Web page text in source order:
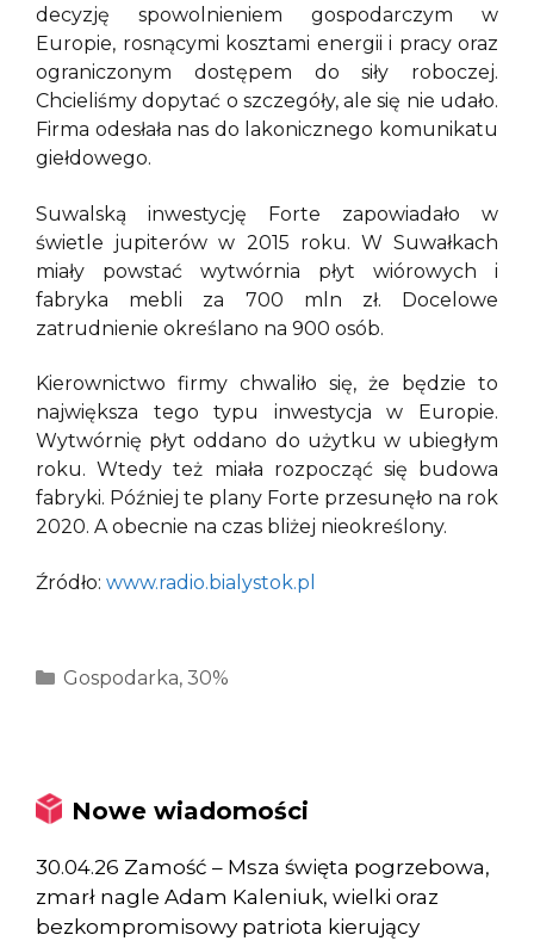
decyzję spowolnieniem gospodarczym w
Europie, rosnącymi kosztami energii i pracy oraz
ograniczonym dostępem do siły roboczej.
Chcieliśmy dopytać o szczegóły, ale się nie udało.
Firma odesłała nas do lakonicznego komunikatu
giełdowego.
Suwalską inwestycję Forte zapowiadało w
świetle jupiterów w 2015 roku. W Suwałkach
miały powstać wytwórnia płyt wiórowych i
fabryka mebli za 700 mln zł. Docelowe
zatrudnienie określano na 900 osób.
Kierownictwo firmy chwaliło się, że będzie to
największa tego typu inwestycja w Europie.
Wytwórnię płyt oddano do użytku w ubiegłym
roku. Wtedy też miała rozpocząć się budowa
fabryki. Później te plany Forte przesunęło na rok
2020. A obecnie na czas bliżej nieokreślony.
Źródło: www.radio.bialystok.pl
Kategorie
Gospodarka, 30%
Nowe wiadomości
30.04.26 Zamość – Msza święta pogrzebowa,
zmarł nagle Adam Kaleniuk, wielki oraz
bezkompromisowy patriota kierujący